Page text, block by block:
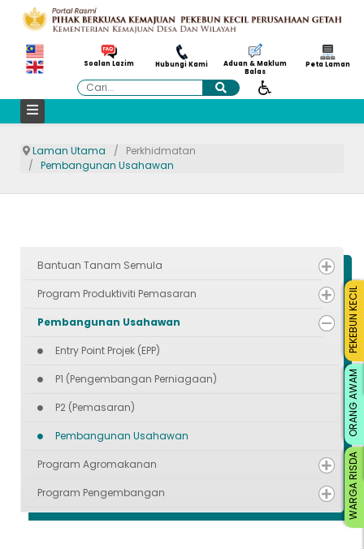
Soalan Lazim Hubungi Kami
Aduan & Maklum
Balas
Peta Laman
Cari
Laman Utama
Perkhidmatan
Pembangunan Usahawan
Bantuan Tanam Semula
Program Produktiviti Pemasaran
Pembangunan Usahawan
Entry Point Projek (EPP)
P1 (Pengembangan Perniagaan)
P2 (Pemasaran)
Pembangunan Usahawan
Program Agromakanan
Program Pengembangan WARGA RISDA
ORANG AWAM
PEKEBUN KECIL